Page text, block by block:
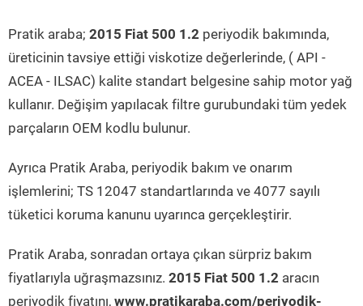
Pratik araba; 2015 Fiat 500 1.2 periyodik bakımında,
üreticinin tavsiye ettiği viskotize değerlerinde, ( API -
ACEA - ILSAC) kalite standart belgesine sahip motor yağ
kullanır. Değişim yapılacak filtre gurubundaki tüm yedek
parçaların OEM kodlu bulunur.
Ayrıca Pratik Araba, periyodik bakım ve onarım
işlemlerini; TS 12047 standartlarında ve 4077 sayılı
tüketici koruma kanunu uyarınca gerçekleştirir.
Pratik Araba, sonradan ortaya çıkan sürpriz bakım
fiyatlarıyla uğraşmazsınız. 2015 Fiat 500 1.2 aracın
periyodik fiyatını, www.pratikaraba.com/periyodik-